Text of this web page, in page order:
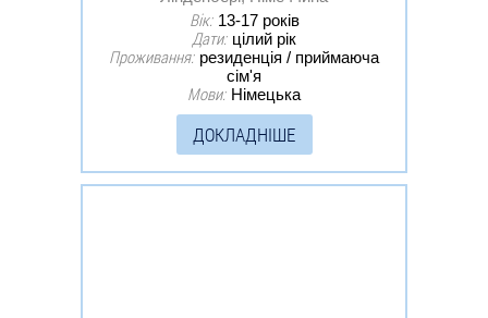
Вік: 13-17 років
Дати: цілий рік
Проживання: резиденція / приймаюча
сім'я
Мови: Німецька
ДОКЛАДНІШЕ